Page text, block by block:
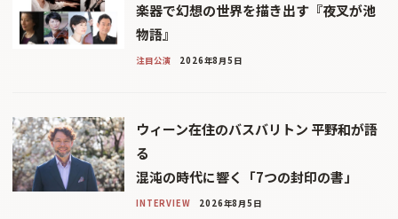
楽器で幻想の世界を描き出す『夜叉が池
物語』
注目公演 2026年8月5日
ウィーン在住のバスバリトン 平野和が語
る
混沌の時代に響く「7つの封印の書」
INTERVIEW 2026年8月5日